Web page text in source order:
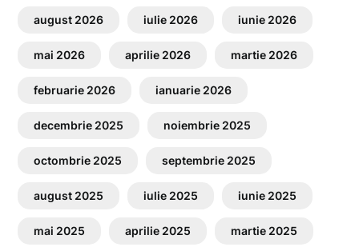
august 2026 iulie 2026 iunie 2026
mai 2026 aprilie 2026 martie 2026
februarie 2026 ianuarie 2026
decembrie 2025 noiembrie 2025
octombrie 2025 septembrie 2025
august 2025 iulie 2025 iunie 2025
mai 2025 aprilie 2025 martie 2025